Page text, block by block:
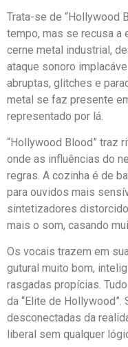
Trata-se de “Hollywood
tempo, mas se recusa a
cerne metal industrial,
ataque sonoro
abruptas, glitches e
metal se faz presente
representado por lá.
“Hollywood Blood” traz
onde as influências do
regras. A cozinha é de
para ouvidos mais
sintetizadores
mais o som, casando
Os vocais trazem em
gutural muito bom,
rasgadas propícias.
da “Elite de
desconectadas da
liberal sem qualquer